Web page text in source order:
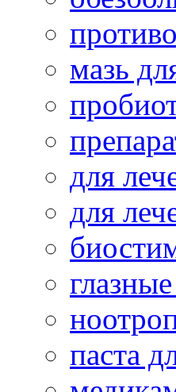
мазь
для
для
паста